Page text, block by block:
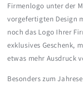
Firmenlogo unter der
vorgefertigten Design
noch das Logo Ihrer
exklusives Geschenk,
etwas mehr Ausdruck
Besonders zum